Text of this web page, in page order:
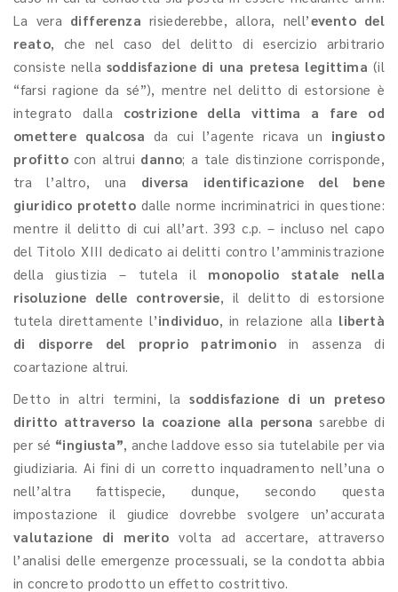
La vera differenza risiederebbe, allora, nell’evento del
reato, che nel caso del delitto di esercizio arbitrario
consiste nella soddisfazione di una pretesa legittima (il
“farsi ragione da sé”), mentre nel delitto di estorsione è
integrato dalla costrizione della vittima a fare od
omettere qualcosa da cui l’agente ricava un ingiusto
profitto con altrui danno; a tale distinzione corrisponde,
tra l’altro, una diversa identificazione del bene
giuridico protetto dalle norme incriminatrici in questione:
mentre il delitto di cui all’art. 393 c.p. – incluso nel capo
del Titolo XIII dedicato ai delitti contro l’amministrazione
della giustizia – tutela il monopolio statale nella
risoluzione delle controversie, il delitto di estorsione
tutela direttamente l’individuo, in relazione alla libertà
di disporre del proprio patrimonio in assenza di
coartazione altrui.
Detto in altri termini, lasoddisfazione di un preteso
diritto attraverso la coazione alla persona sarebbe di
per sé “ingiusta”, anche laddove esso sia tutelabile per via
giudiziaria. Ai fini di un corretto inquadramento nell’una o
nell’altra fattispecie, dunque, secondo questa
impostazione il giudice dovrebbe svolgere un’accurata
valutazione di merito volta ad accertare, attraverso
l’analisi delle emergenze processuali, se la condotta abbia
in concreto prodotto un effetto costrittivo.